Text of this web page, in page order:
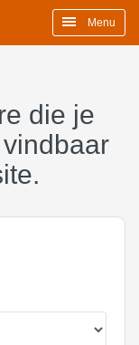
Menu
die je